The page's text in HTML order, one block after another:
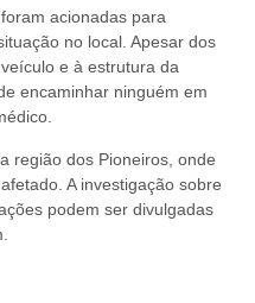
acionadas para
no local. Apesar dos
e à estrutura da
encaminhar ninguém em
região dos Pioneiros, onde
A investigação sobre
podem ser divulgadas